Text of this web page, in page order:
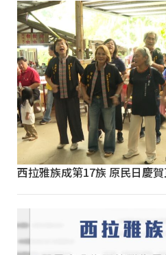
西拉雅族成第17族 原民日慶